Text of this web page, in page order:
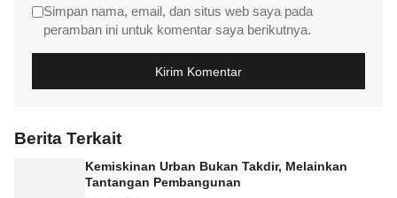
Simpan nama, email, dan situs web saya pada
peramban ini untuk komentar saya berikutnya.
Berita Terkait
Kemiskinan Urban Bukan Takdir, Melainkan
Tantangan Pembangunan